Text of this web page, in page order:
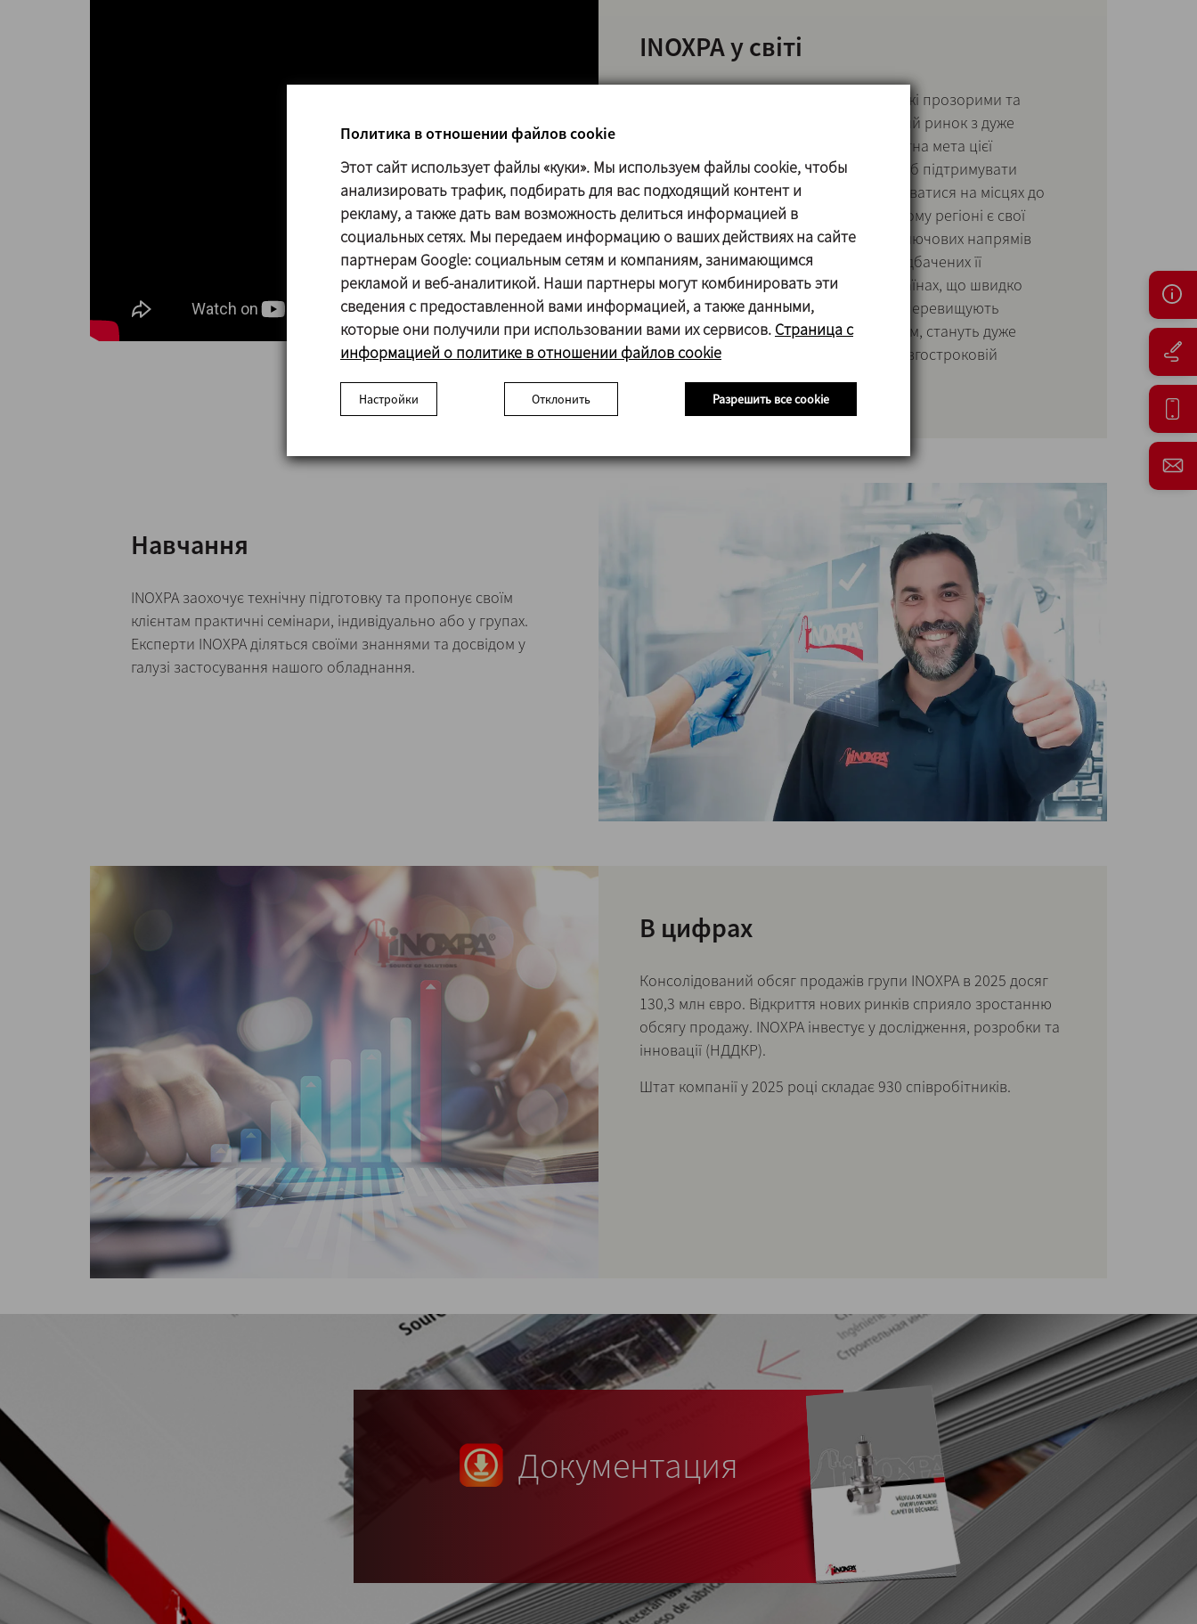
INOXPA у світі
INOXPA у світі Глобалізація зробила межі прозорими та
перетворила світ на єдиний динамічний ринок з дуже
високим рівнем конкуренції. Пріоритетна мета цієї
комерційної мережі полягає в тому, щоб підтримувати
постійний контакт із клієнтами, адаптуватися на місцях до
їхніх вимог, виходячи з того, що в кожному регіоні є свої
фактори, що обумовлюють. Одним з ключових напрямів
розширення діяльності компанії, передбачених її
стратегічним планом, є інвестиції в країнах, що швидко
розвиваються, темпи зростання яких перевищують
європейські та ринки яких, таким чином, стануть дуже
важливими в середньостроковій та довгостроковій
перспективі.
Навчання
INOXPA заохочує технічну підготовку та пропонує своїм
клієнтам практичні семінари, індивідуально або у групах.
Експерти INOXPA діляться своїми знаннями та досвідом у
галузі застосування нашого обладнання.
В цифрах
Консолідований обсяг продажів групи INOXPA в 2025 досяг
130,3 млн євро. Відкриття нових ринків сприяло зростанню
обсягу продажу. INOXPA інвестує у дослідження, розробки та
інновації (НДДКР).
Штат компанії у 2025 році складає 930 співробітників.
Документация
Политика в отношении файлов cookie
Этот сайт использует файлы «куки». Мы используем файлы cookie, чтобы
анализировать трафик, подбирать для вас подходящий контент и
рекламу, а также дать вам возможность делиться информацией в
социальных сетях. Мы передаем информацию о ваших действиях на сайте
партнерам Google: социальным сетям и компаниям, занимающимся
рекламой и веб-аналитикой. Наши партнеры могут комбинировать эти
сведения с предоставленной вами информацией, а также данными,
которые они получили при использовании вами их сервисов. Страница с
информацией о политике в отношении файлов cookie
Настройки Отклонить Разрешить все cookie